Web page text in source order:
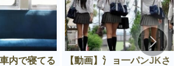
内で寝てる
【動画】氵ョ一パンJKさ